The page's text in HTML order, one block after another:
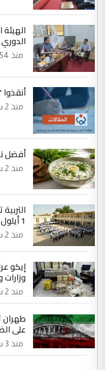
جامعاتها سنويا
عبد الأمير جاسم
التعليق : نحن
نتشرف بلقاء
الحسنية لزرع ...
الموضوع :
لدينا اي حساب
الهيئة
منذ 54 دقيقة
منذ 2 ساعة
أفضل
منذ 2 ساعة
1 أيلول للملاكات و20 أيلول للطلبة
منذ 2 ساعة
إيكو
منذ 2 ساعة
على
منذ 3 ساعة